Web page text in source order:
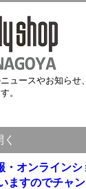
ュースやお知らせ
。
・オンラインシ
ますのでチャ